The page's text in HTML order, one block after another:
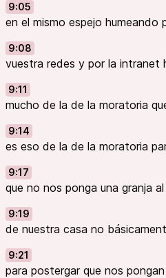
9:05
en el mismo espejo humeando
9:08
vuestra redes y por la intranet
9:11
mucho de la de la moratoria
9:14
es eso de la de la moratoria
9:17
que no nos ponga una granja
9:19
de nuestra casa no
9:21
para postergar que nos